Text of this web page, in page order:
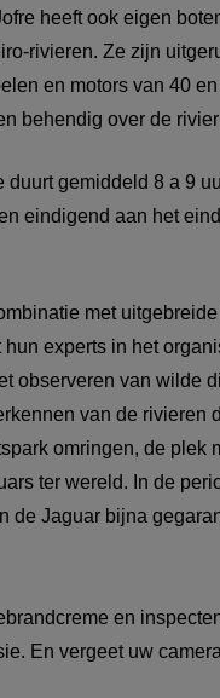
heeft ook eigen
rivieren. Ze zijn
en motors van 40
behendig over de
duurt gemiddeld 8 a 9
eindigend aan het
met
experts in het
observeren van wilde
van de rivieren
omringen, de plek
ter wereld. In de
de Jaguar bijna
en
En vergeet uw